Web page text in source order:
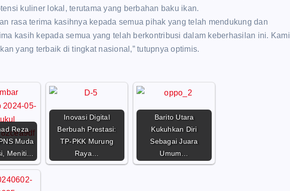
kuliner lokal, terutama yang berbahan baku ikan.
rasa terima kasihnya kepada semua pihak yang telah mendukung dan
kasih kepada semua yang telah berkontribusi dalam keberhasilan ini. Kami
yang terbaik di tingkat nasional,” tutupnya optimis.
Reza
Muda
Meniti…
Inovasi Digital
Berbuah Prestasi:
TP-PKK Murung
Raya…
Barito Utara
Kukuhkan Diri
Sebagai Juara
Umum…